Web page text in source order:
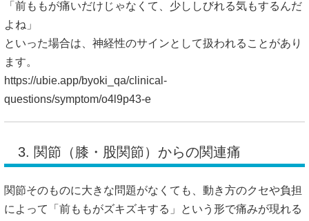
「前ももが痛いだけじゃなくて、少ししびれる気もするんだ
よね」
といった場合は、神経性のサインとして扱われることがあり
ます。
https://ubie.app/byoki_qa/clinical-
questions/symptom/o4l9p43-e
3. 関節（膝・股関節）からの関連痛
関節そのものに大きな問題がなくても、動き方のクセや負担
によって「前ももがズキズキする」という形で痛みが現れる